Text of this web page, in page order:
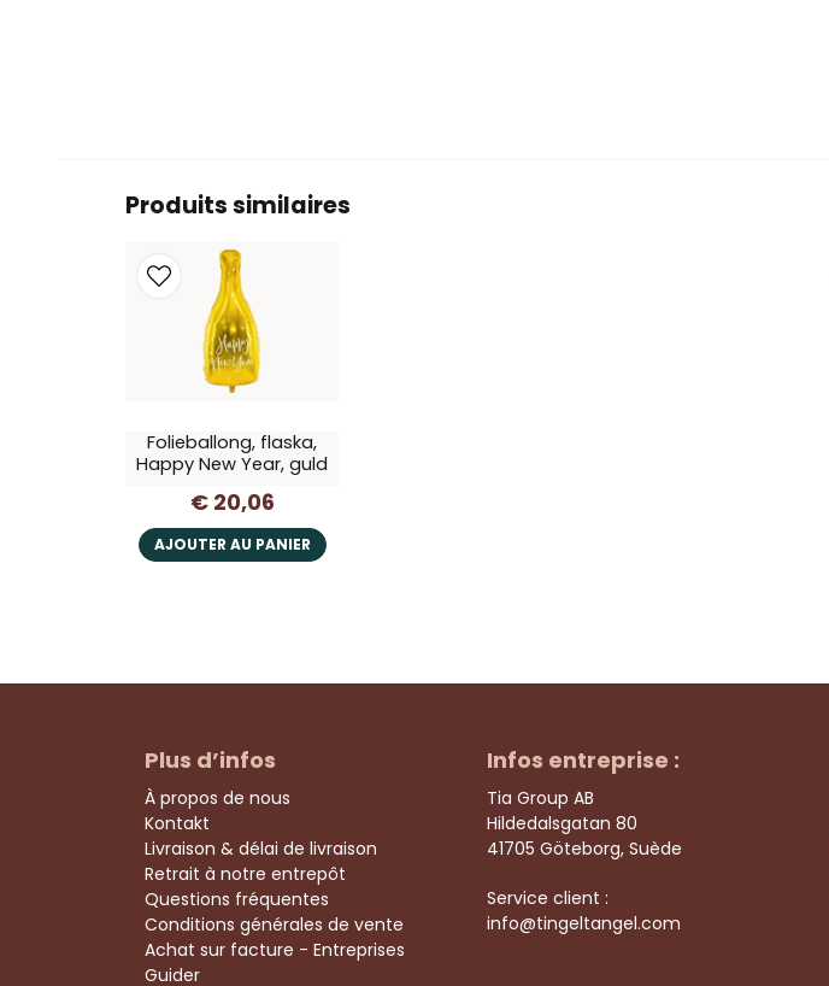
Produits similaires
Folieballong, flaska,
Happy New Year, guld
€ 20,06
AJOUTER AU PANIER
Plus d’infos
À propos de nous
Kontakt
Livraison & délai de livraison
Retrait à notre entrepôt
Questions fréquentes
Conditions générales de vente
Achat sur facture - Entreprises
Guider
Infos entreprise :
Tia Group AB
Hildedalsgatan 80
41705 Göteborg, Suède
Service client :
info@tingeltangel.com